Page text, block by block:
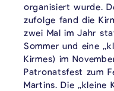
organisiert wurde.
zufolge fand die
zwei Mal im Jahr
Sommer und eine
Kirmes) im
Patronatsfest zum
Martins. Die „kleine